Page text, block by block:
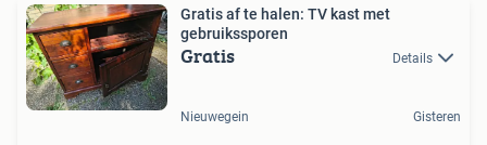
Gratis af te halen: TV kast met
gebruikssporen
Gratis Details
Nieuwegein Gisteren